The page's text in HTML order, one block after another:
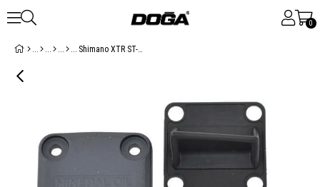
0
Shimano XTR ST-M975 Disk Fren Kolu Kapak Ünitesi